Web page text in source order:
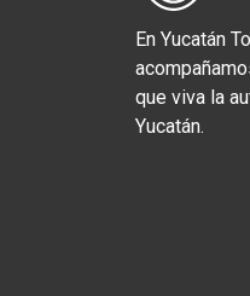
En Yucatán
que viva la
Yucatán.